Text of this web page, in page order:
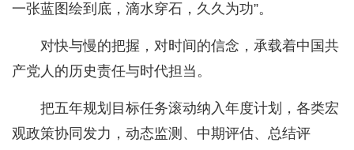
一张蓝图绘到底，滴水穿石，久久为功”。
对快与慢的把握，对时间的信念，承载着中国共
产党人的历史责任与时代担当。
把五年规划目标任务滚动纳入年度计划，各类宏
观政策协同发力，动态监测、中期评估、总结评